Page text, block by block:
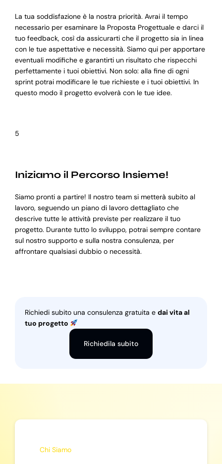
La tua soddisfazione è la nostra priorità. Avrai il tempo
necessario per esaminare la Proposta Progettuale e darci il
tuo feedback, così da assicurarti che il progetto sia in linea
con le tue aspettative e necessità. Siamo qui per apportare
eventuali modifiche e garantirti un risultato che rispecchi
perfettamente i tuoi obiettivi. Non solo: alla fine di ogni
sprint potrai modificare le tue richieste e i tuoi obiettivi. In
questo modo il progetto evolverà con le tue idee.
5
Iniziamo il Percorso Insieme!
Siamo pronti a partire! Il nostro team si metterà subito al
lavoro, seguendo un piano di lavoro dettagliato che
descrive tutte le attività previste per realizzare il tuo
progetto. Durante tutto lo sviluppo, potrai sempre contare
sul nostro supporto e sulla nostra consulenza, per
affrontare qualsiasi dubbio o necessità.
Richiedi subito una consulenza gratuita e dai vita al
tuo progetto
Richiedila subito
Chi Siamo